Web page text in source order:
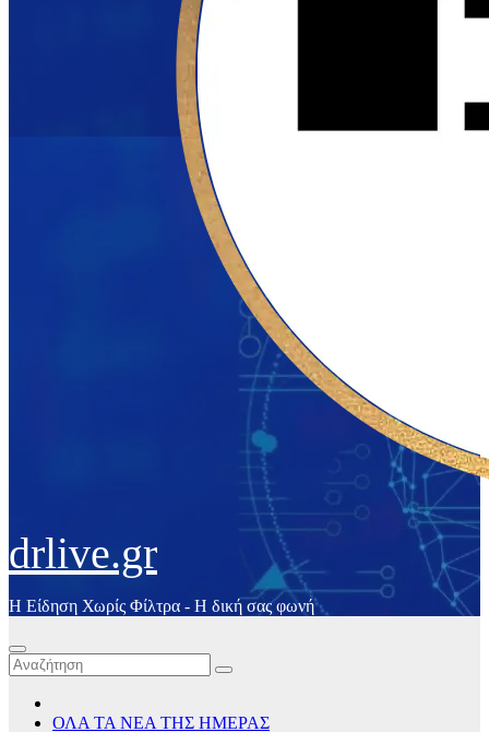
drlive.gr
Η Είδηση Χωρίς Φίλτρα - H δική σας φωνή
ΟΛΑ ΤΑ ΝΕΑ ΤΗΣ ΗΜΕΡΑΣ